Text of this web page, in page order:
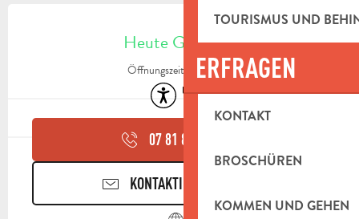
TOURISMUS UND
ERFRAGEN
KONTAKT
BROSCHÜREN
KOMMEN UND GEHEN
ÖFFNUNGSZEITEN &
Heute Geöffnet
Öffnungszeiten ansehen
Zugänglichkeit
Restaurant
07 81 86 04
KONTAKTIEREN SIE UNS